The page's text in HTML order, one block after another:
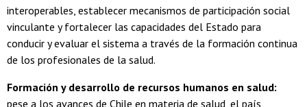
interoperables, establecer mecanismos de participación social
vinculante y fortalecer las capacidades del Estado para
conducir y evaluar el sistema a través de la formación continua
de los profesionales de la salud.
Formación y desarrollo de recursos humanos en salud:
pese a los avances de Chile en materia de salud, el país